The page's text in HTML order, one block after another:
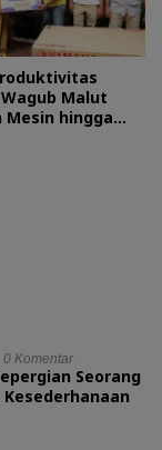
Malut
Mesin hingga
0 Komentar
Seorang